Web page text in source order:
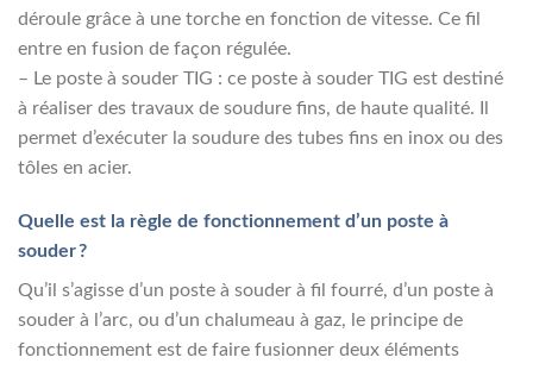
déroule grâce à une torche en fonction de vitesse. Ce fil
entre en fusion de façon régulée.
– Le poste à souder TIG : ce poste à souder TIG est destiné
à réaliser des travaux de soudure fins, de haute qualité. Il
permet d’exécuter la soudure des tubes fins en inox ou des
tôles en acier.
Quelle est la règle de fonctionnement d’un poste à
souder ?
Qu’il s’agisse d’un poste à souder à fil fourré, d’un poste à
souder à l’arc, ou d’un chalumeau à gaz, le principe de
fonctionnement est de faire fusionner deux éléments